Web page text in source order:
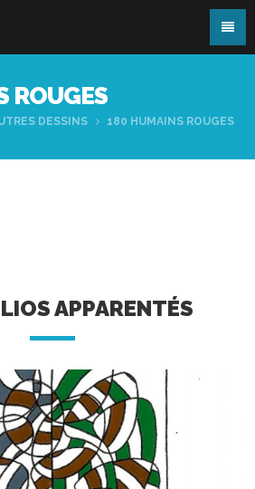
ROUGES
DESSINS 180 HUMAINS ROUGES
APPARENTÉS